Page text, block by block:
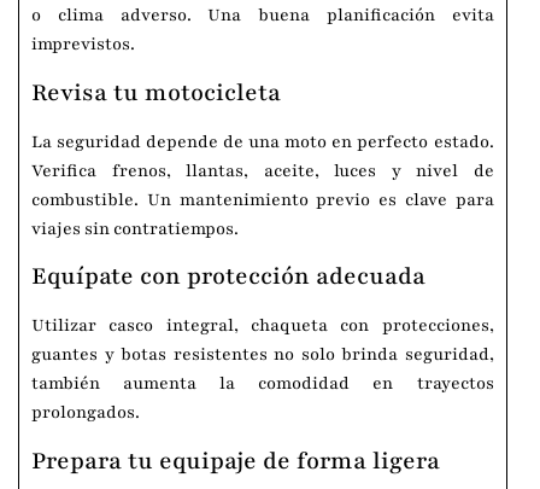
o clima adverso. Una buena planificación evita
imprevistos.
Revisa tu motocicleta
La seguridad depende de una moto en perfecto estado.
Verifica frenos, llantas, aceite, luces y nivel de
combustible. Un mantenimiento previo es clave para
viajes sin contratiempos.
Equípate con protección adecuada
Utilizar casco integral, chaqueta con protecciones,
guantes y botas resistentes no solo brinda seguridad,
también aumenta la comodidad en trayectos
prolongados.
Prepara tu equipaje de forma ligera